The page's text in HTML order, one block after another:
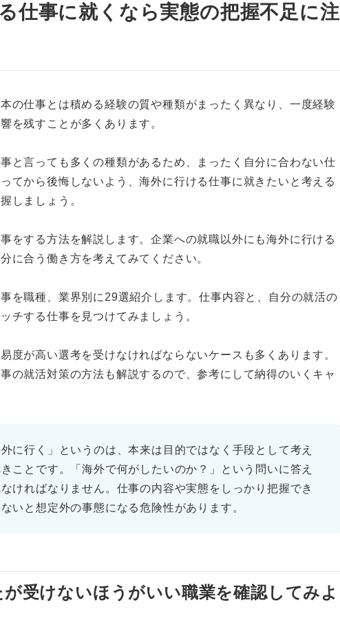
教師
出入
業界10選
行
なスキルが求められやすい
仕事に就くなら実態の把握不足に注
の仕事とは積める経験の質や種類がまったく異なり、一度経験
を残すことが多くあります。
と言っても多くの種類があるため、まったく自分に合わない仕
てから後悔しないよう、海外に行ける仕事に就きたいと考える
しましょう。
をする方法を解説します。企業への就職以外にも海外に行ける
に合う働き方を考えてみてください。
を職種、業界別に29選紹介します。仕事内容と、自分の就活の
チする仕事を見つけてみましょう。
度が高い選考を受けなければならないケースも多くあります。
の就活対策の方法も解説するので、参考にして納得のいくキャ
外に行く」というのは、本来は目的ではなく手段として考え
ことです。「海外で何がしたいのか？」という問いに答え
ければなりません。仕事の内容や実態をしっかり把握でき
いと想定外の事態になる危険性があります。
受けないほうがいい職業を確認してみよ